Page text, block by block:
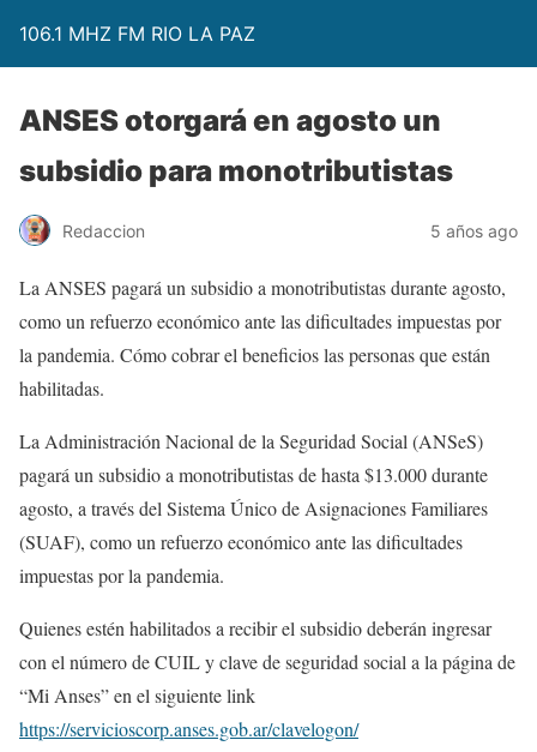
106.1 MHZ FM RIO LA PAZ
ANSES otorgará en agosto un
subsidio para monotributistas
Redaccion 5 años ago
La ANSES pagará un subsidio a monotributistas durante agosto,
como un refuerzo económico ante las dificultades impuestas por
la pandemia. Cómo cobrar el beneficios las personas que están
habilitadas.
La Administración Nacional de la Seguridad Social (ANSeS)
pagará un subsidio a monotributistas de hasta $13.000 durante
agosto, a través del Sistema Único de Asignaciones Familiares
(SUAF), como un refuerzo económico ante las dificultades
impuestas por la pandemia.
Quienes estén habilitados a recibir el subsidio deberán ingresar
con el número de CUIL y clave de seguridad social a la página de
“Mi Anses” en el siguiente link
https://servicioscorp.anses.gob.ar/clavelogon/